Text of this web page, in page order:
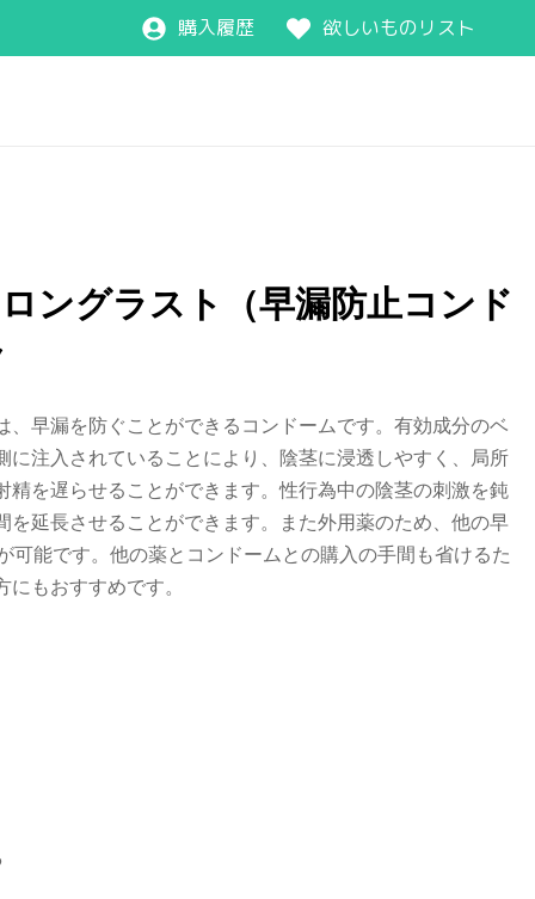
購入履歴 欲しいものリスト
ングラスト（早漏防止コンド
、早漏を防ぐことができるコンドームです。有効成分のベ
に注入されていることにより、陰茎に浸透しやすく、局所
精を遅らせることができます。性行為中の陰茎の刺激を鈍
を延長させることができます。また外用薬のため、他の早
可能です。他の薬とコンドームとの購入の手間も省けるた
もおすすめです。